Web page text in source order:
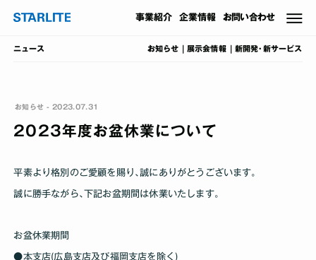
事業紹介 企業情報 お問い合わせ
ニュース お知らせ 展示会情報 新開発･新サービス
お知らせ - 2023.07.31
2023年度お盆休業について
平素より格別のご愛顧を賜り､誠にありがとうございます｡
誠に勝手ながら､下記お盆期間は休業いたします｡
お盆休業期間
●本支店(広島支店及び福岡支店を除く)